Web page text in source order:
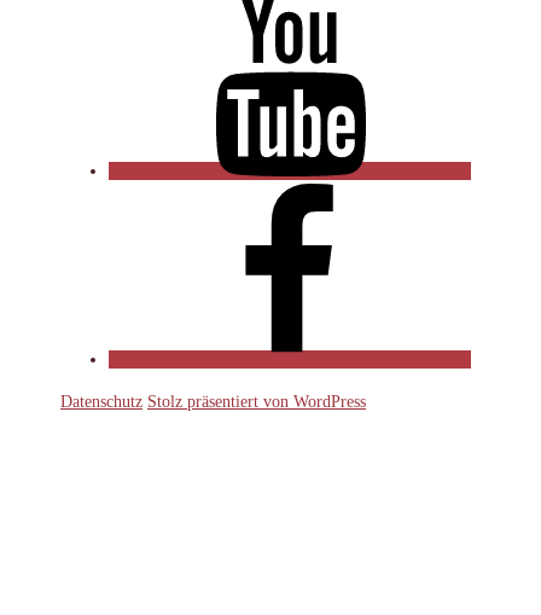
Datenschutz Stolz präsentiert von WordPress